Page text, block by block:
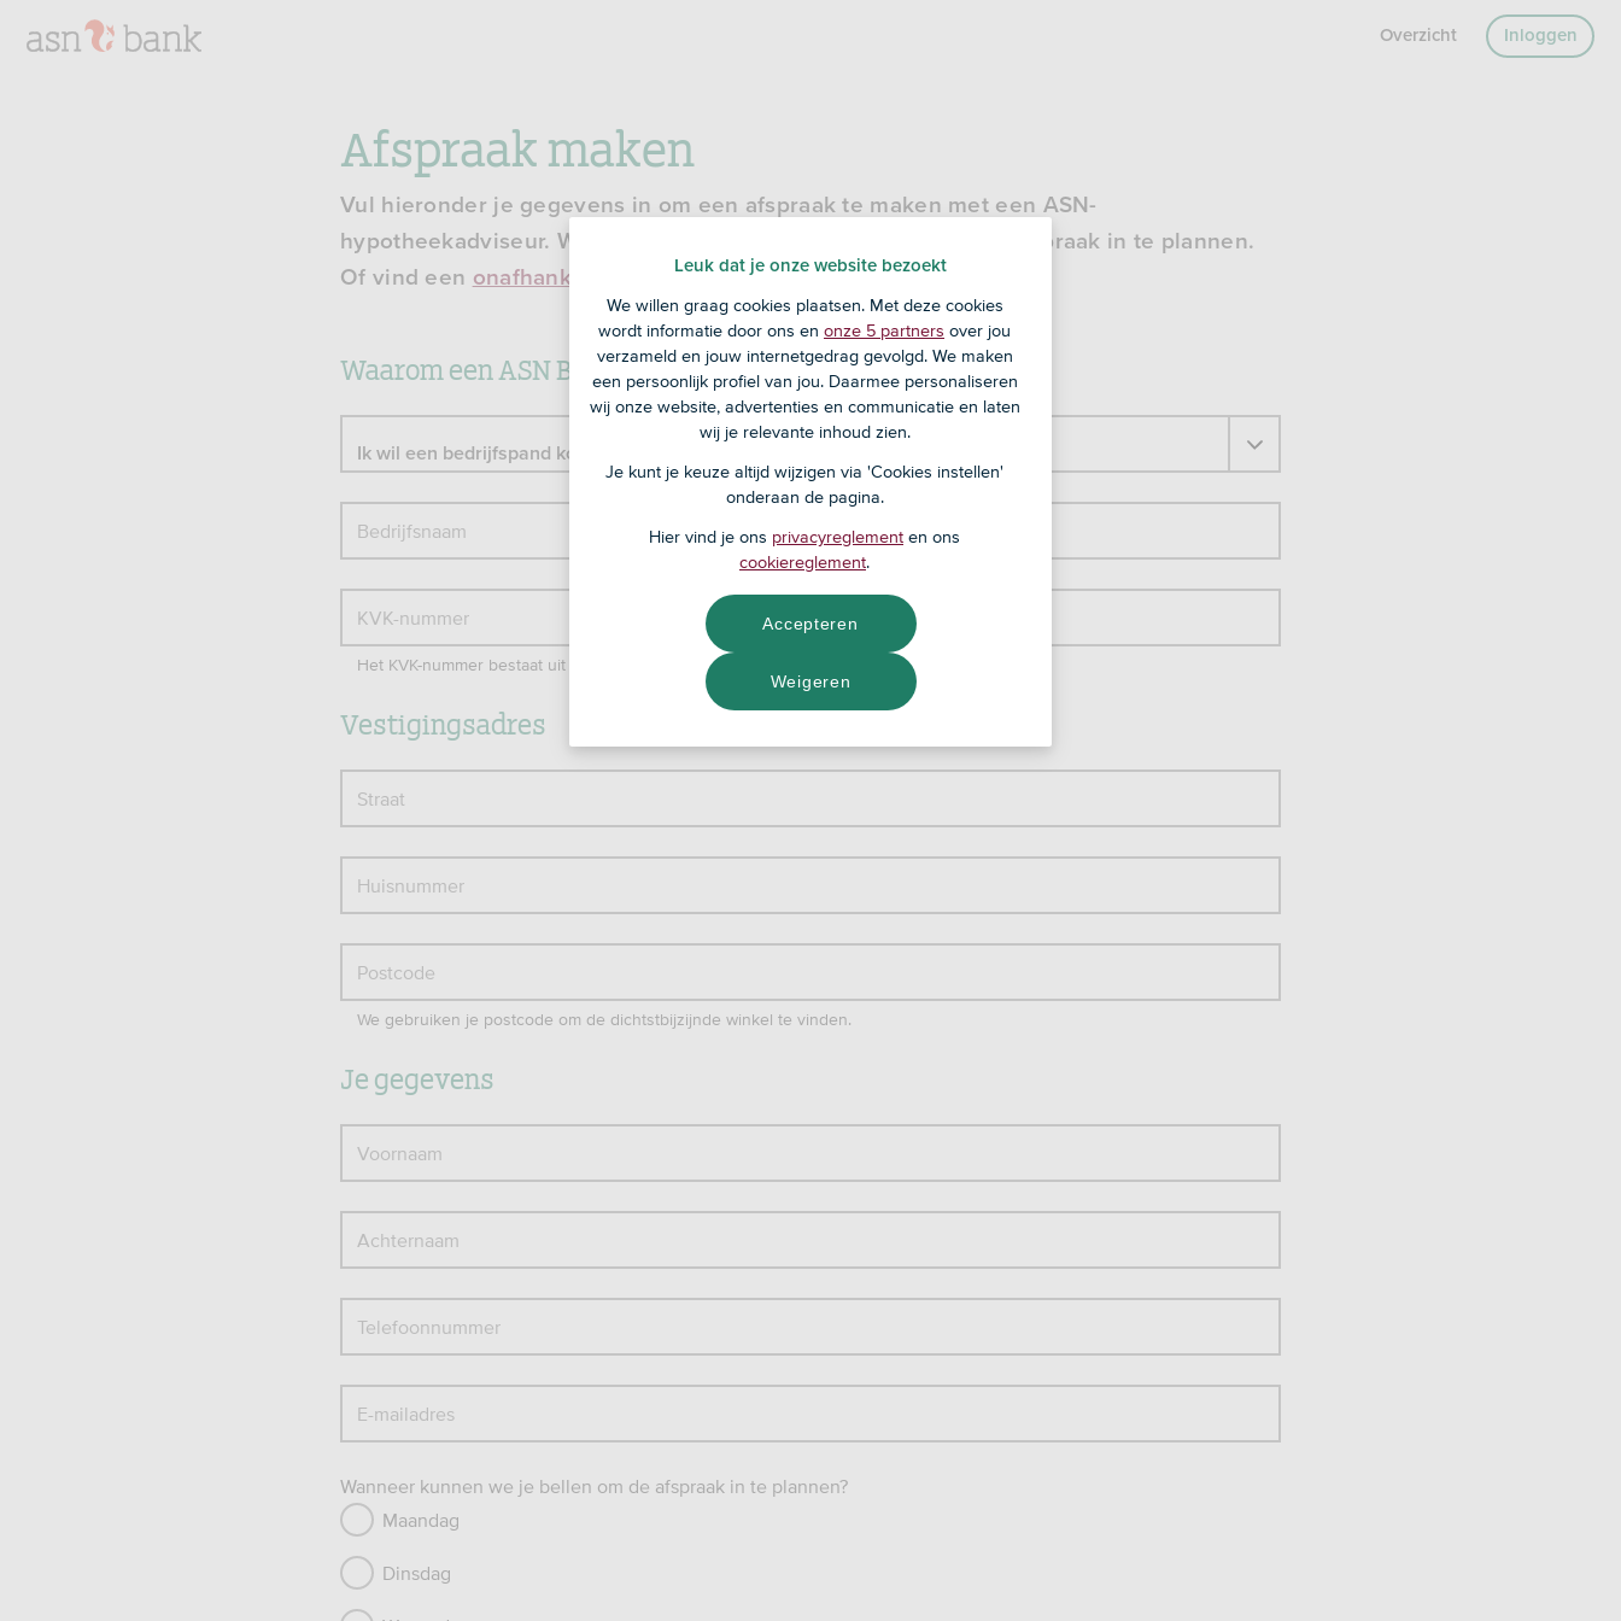
Overzicht Inloggen
Afspraak maken
Vul hieronder je gegevens in om een afspraak te maken met een ASN-
hypotheekadviseur. We bellen je binnen 2 werkdagen om een afspraak in te plannen.
Of vind een onafhankelijke adviseur bij jou in de buurt.
Waarom een ASN Bedrijfshypotheek?
Bedrijfsnaam
KVK-nummer
Het KVK-nummer bestaat uit 8 cijfers
Vestigingsadres
Straat
Huisnummer
Postcode
We gebruiken je postcode om de dichtstbijzijnde winkel te vinden.
Je gegevens
Voornaam
Achternaam
Telefoonnummer
E-mailadres
Wanneer kunnen we je bellen om de afspraak in te plannen?
Maandag
Dinsdag
Leuk dat je onze website bezoekt
We willen graag cookies plaatsen. Met deze cookies
wordt informatie door ons en onze 5 partners over jou
verzameld en jouw internetgedrag gevolgd. We maken
een persoonlijk profiel van jou. Daarmee personaliseren
wij onze website, advertenties en communicatie en laten
wij je relevante inhoud zien.
Je kunt je keuze altijd wijzigen via 'Cookies instellen'
onderaan de pagina.
Hier vind je ons privacyreglement en ons
cookiereglement.
Weigeren
Accepteren